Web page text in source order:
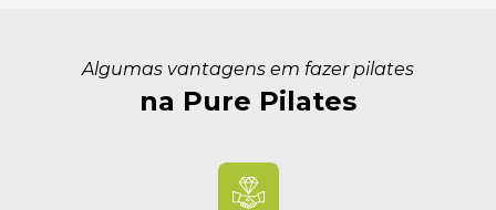
Algumas vantagens em fazer pilates
na Pure Pilates